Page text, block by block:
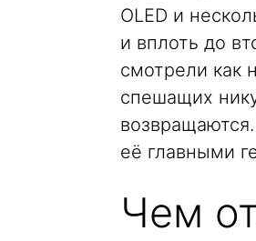
OLED и
и вплоть до
смотрели как
спешащих
её главными
Чем